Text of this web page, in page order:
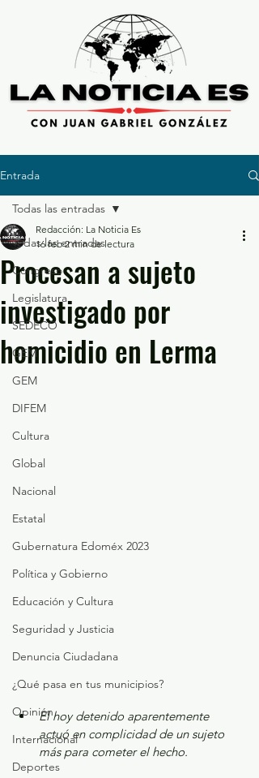
Entrada
Todas las entradas
Congreso
Legislatura
SEDECO
GEM
GEM
DIFEM
Cultura
Global
Nacional
Estatal
Gubernatura Edoméx 2023
Política y Gobierno
Educación y Cultura
Seguridad y Justicia
Denuncia Ciudadana
¿Qué pasa en tus municipios?
Opinión
Internacional
Deportes
Todas las entradas
Procesan a sujeto
investigado por
homicidio en Lerma
Redacción: La Noticia Es
16 feb 2 min de lectura
El hoy detenido aparentemente
actuó en complicidad de un sujeto
más para cometer el hecho.